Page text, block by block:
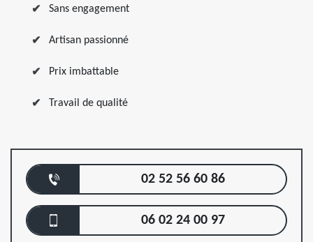
Sans engagement
Artisan passionné
Prix imbattable
Travail de qualité
02 52 56 60 86
06 02 24 00 97